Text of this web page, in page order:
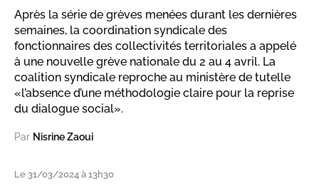
Après la série de grèves menées durant les dernières
semaines, la coordination syndicale des
fonctionnaires des collectivités territoriales a appelé
à une nouvelle grève nationale du 2 au 4 avril. La
coalition syndicale reproche au ministère de tutelle
«l’absence d’une méthodologie claire pour la reprise
du dialogue social».
Par Nisrine Zaoui
Le 31/03/2024 à 13h30